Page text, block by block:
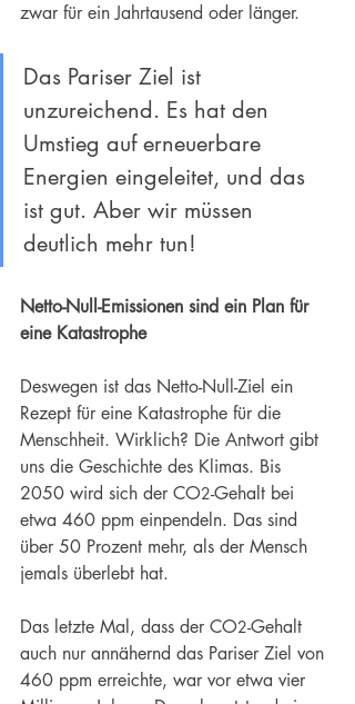
zwar für ein Jahrtausend oder länger.
Das Pariser Ziel ist
unzureichend. Es hat den
Umstieg auf erneuerbare
Energien eingeleitet, und das
ist gut. Aber wir müssen
deutlich mehr tun!
Netto-Null-Emissionen sind ein Plan für
eine Katastrophe
Deswegen ist das Netto-Null-Ziel ein
Rezept für eine Katastrophe für die
Menschheit. Wirklich? Die Antwort gibt
uns die Geschichte des Klimas. Bis
2050 wird sich der CO2-Gehalt bei
etwa 460 ppm einpendeln. Das sind
über 50 Prozent mehr, als der Mensch
jemals überlebt hat.
Das letzte Mal, dass der CO2-Gehalt
auch nur annähernd das Pariser Ziel von
460 ppm erreichte, war vor etwa vier